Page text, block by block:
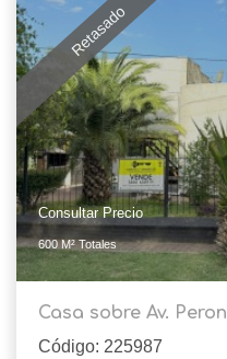
Retasado
Consultar Precio
600 M² Totales
Casa sobre Av. Peron
Código: 225987